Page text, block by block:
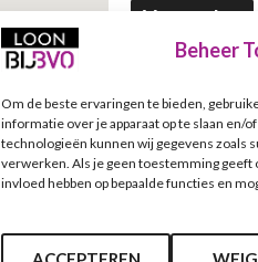
Beheer
Om de beste ervaringen te bieden,
informatie over je apparaat op te slaan en/
technologieën kunnen wij gegevens zoals
verwerken. Als je geen toestemming
invloed hebben op bepaalde functies en
Verzenden